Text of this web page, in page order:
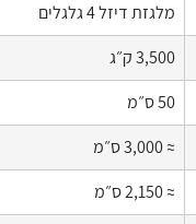
מלגזת דיזל 4 גלגלים
3,500 ק״ג
50 ס״מ
≈ 3,000 ס״מ
≈ 2,150 ס״מ